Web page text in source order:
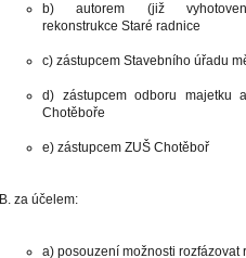
b) autorem (již
rekonstrukce Staré radnice
c) zástupcem Stavebního úřadu
d) zástupcem odboru majetku
Chotěboře
e) zástupcem ZUŠ Chotěboř
B. za účelem:
a) posouzení možnosti rozfázovat